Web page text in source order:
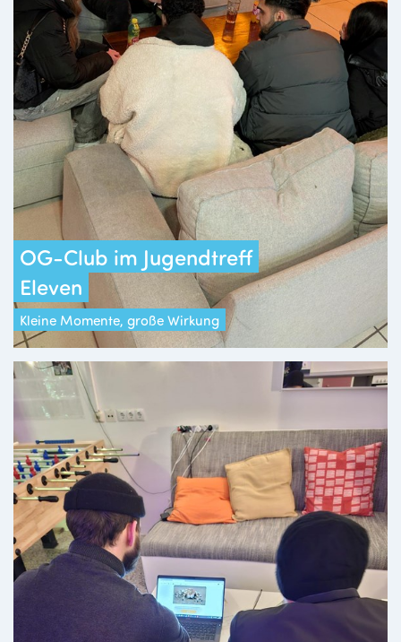
OG-Club im Jugendtreff
Eleven
Kleine Momente, große Wirkung